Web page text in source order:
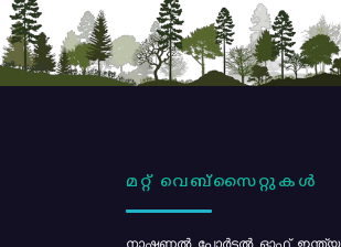
മറ്റ് വെബ്സൈറ്റുകൾ
നാഷണൽ പോർട്ടൽ ഓഫ് ഇന്ത്യ